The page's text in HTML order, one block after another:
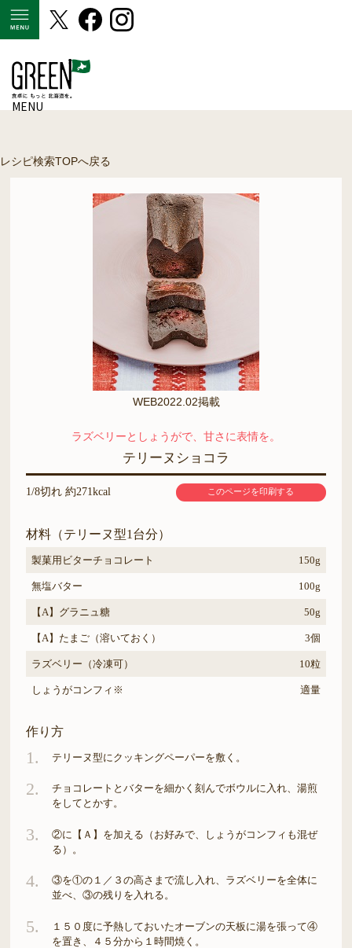
MENU
レシピ検索TOPへ戻る
WEB2022.02掲載
ラズベリーとしょうがで、甘さに表情を。
テリーヌショコラ
1/8切れ 約271kcal このページを印刷する
材料（テリーヌ型1台分）
製菓用ビターチョコレート 150g
無塩バター 100g
【A】グラニュ糖 50g
【A】たまご（溶いておく） 3個
ラズベリー（冷凍可） 10粒
しょうがコンフィ※ 適量
作り方
1. テリーヌ型にクッキングペーパーを敷く。
2.
チョコレートとバターを細かく刻んでボウルに入れ、湯煎
をしてとかす。
3.
②に【Ａ】を加える（お好みで、しょうがコンフィも混ぜ
る）。
4.
③を①の１／３の高さまで流し入れ、ラズベリーを全体に
並べ、③の残りを入れる。
5.
１５０度に予熱しておいたオーブンの天板に湯を張って④
を置き、４５分から１時間焼く。